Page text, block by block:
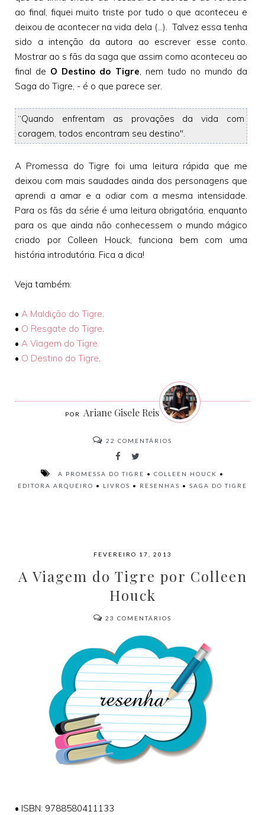
ao final, fiquei muito triste por tudo o que aconteceu e
deixou de acontecer na vida dela (...). Talvez essa tenha
sido a intenção da autora ao escrever esse conto.
Mostrar ao s fãs da saga que assim como aconteceu ao
final de O Destino do Tigre, nem tudo no mundo da
Saga do Tigre, - é o que parece ser.
“Quando enfrentam as provações da vida com
coragem, todos encontram seu destino".
A Promessa do Tigre foi uma leitura rápida que me
deixou com mais saudades ainda dos personagens que
aprendi a amar e a odiar com a mesma intensidade.
Para os fãs da série é uma leitura obrigatória, enquanto
para os que ainda não conhecessem o mundo mágico
criado por Colleen Houck, funciona bem com uma
história introdutória. Fica a dica!
Veja também:
• A Maldição do Tigre.
• O Resgate do Tigre.
• A Viagem do Tigre.
• O Destino do Tigre.
Ariane Gisele Reis
22 COMENTÁRIOS
A PROMESSA DO TIGRE • COLLEEN HOUCK •
EDITORA ARQUEIRO • LIVROS • RESENHAS • SAGA DO TIGRE
FEVEREIRO 17, 2013
A Viagem do Tigre por Colleen
Houck
23 COMENTÁRIOS
• ISBN: 9788580411133